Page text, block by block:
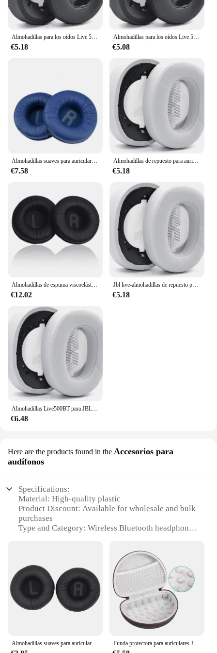
€5.18
Almohadillas para los oídos Live 500 BT, almohadillas para los oídos de espuma viscoelástica y cuero con proteína de repuesto, compatibles con JBL Live 500BT, inalámbricas
€5.08
€7.58
Almohadillas de repuesto para auriculares inalámbricos, almohadillas para los oídos de espuma viscoelástica de cuero, Compatible con JBL Live 500BT, Live 500
€5.18
€12.02
Jbl live-almohadillas de repuesto para auriculares inalámbricos, almohadillas de espuma suave de cuero para JBL LIVE500BT Live 500BT, 500
€5.18
€6.48
Here are the products found in the Accesorios para
audífonos
Specifications:
Material: High-quality plastic
Product Discount: Available for wholesale and bulk
purchases
Type and Category: Wireless Bluetooth headphones
Usage and Purpose: Ideal for music, calls, and
gaming
Performance and Property: JBL Pure Bass Sound
with noise-cancellation technology
Parts and Accessories: Includes charging cable and
user manual
Funda protectora para auriculares JBL Tune 510BT 500BT 600BTNC T450BT 660NC JR 300BT 310BT Sony MDR-ZX110, con cable inalámbrico